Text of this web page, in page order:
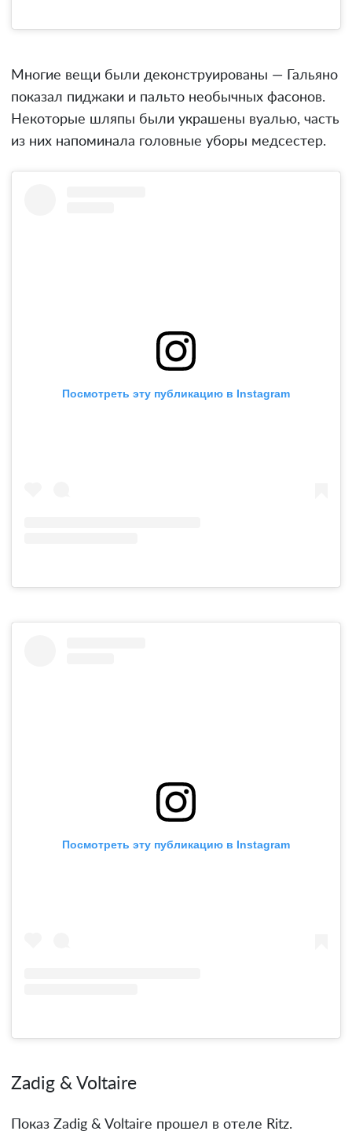
Многие вещи были деконструированы — Гальяно
показал пиджаки и пальто необычных фасонов.
Некоторые шляпы были украшены вуалью, часть
из них напоминала головные уборы медсестер.
Посмотреть эту публикацию в Instagram
Посмотреть эту публикацию в Instagram
Zadig & Voltaire
Показ Zadig & Voltaire прошел в отеле Ritz.